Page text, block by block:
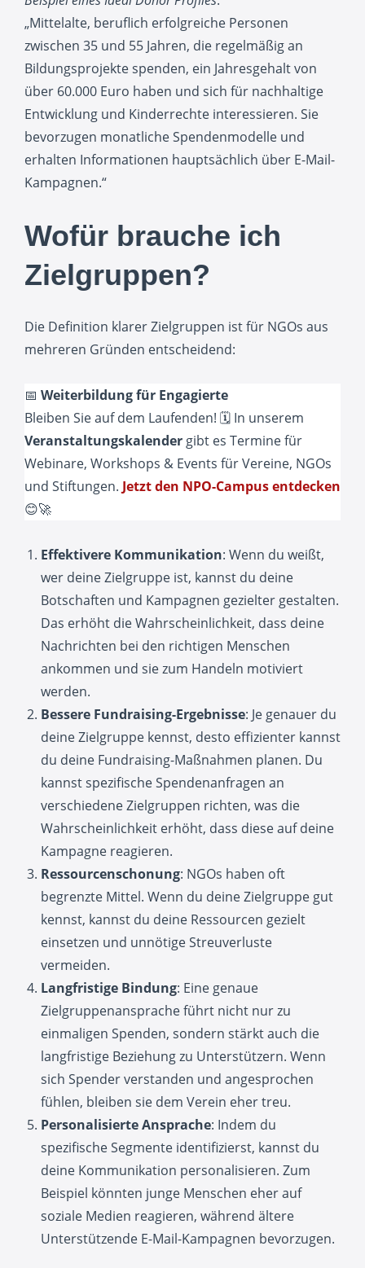
„Mittelalte, beruflich erfolgreiche Personen
zwischen 35 und 55 Jahren, die regelmäßig an
Bildungsprojekte spenden, ein Jahresgehalt von
über 60.000 Euro haben und sich für nachhaltige
Entwicklung und Kinderrechte interessieren. Sie
bevorzugen monatliche Spendenmodelle und
erhalten Informationen hauptsächlich über E-Mail-
Kampagnen.“
Wofür brauche ich
Zielgruppen?
Die Definition klarer Zielgruppen ist für NGOs aus
mehreren Gründen entscheidend:
📅 Weiterbildung für Engagierte
Bleiben Sie auf dem Laufenden! 🗓️ In unserem
Veranstaltungskalender gibt es Termine für
Webinare, Workshops & Events für Vereine, NGOs
und Stiftungen. Jetzt den NPO-Campus entdecken
😊🚀
Effektivere Kommunikation: Wenn du weißt,
wer deine Zielgruppe ist, kannst du deine
Botschaften und Kampagnen gezielter gestalten.
Das erhöht die Wahrscheinlichkeit, dass deine
Nachrichten bei den richtigen Menschen
ankommen und sie zum Handeln motiviert
werden.
Bessere Fundraising-Ergebnisse: Je genauer du
deine Zielgruppe kennst, desto effizienter kannst
du deine Fundraising-Maßnahmen planen. Du
kannst spezifische Spendenanfragen an
verschiedene Zielgruppen richten, was die
Wahrscheinlichkeit erhöht, dass diese auf deine
Kampagne reagieren.
Ressourcenschonung: NGOs haben oft
begrenzte Mittel. Wenn du deine Zielgruppe gut
kennst, kannst du deine Ressourcen gezielt
einsetzen und unnötige Streuverluste
vermeiden.
Langfristige Bindung: Eine genaue
Zielgruppenansprache führt nicht nur zu
einmaligen Spenden, sondern stärkt auch die
langfristige Beziehung zu Unterstützern. Wenn
sich Spender verstanden und angesprochen
fühlen, bleiben sie dem Verein eher treu.
Personalisierte Ansprache: Indem du
spezifische Segmente identifizierst, kannst du
deine Kommunikation personalisieren. Zum
Beispiel könnten junge Menschen eher auf
soziale Medien reagieren, während ältere
Unterstützende E-Mail-Kampagnen bevorzugen.